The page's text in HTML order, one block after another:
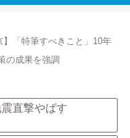
】「特筆すべきこと」10年
の成果を強調
直撃やばす